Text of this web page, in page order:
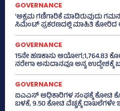
GOVERNANCE
‘ಅಕ್ರಮ ಗಣಿಗಾರಿಕೆ ಮಾಡಿರುವುದು
ಸಿಮೆಂಟ್ ಪ್ರಕರಣದಲ್ಲಿ ಮಾಹಿತಿ ಕೋರಿದ
GOVERNANCE
15ನೇ ಹಣಕಾಸು ಆಯೋಗ;1,764.83
ನರೇಗಾ ಅನುದಾನವೂ ಅನ್ಯ ಉದ್ದೇಶಕ್ಕೆ
GOVERNANCE
ಐಎಎಸ್‌ ಅಧಿಕಾರಿಗಳ ಸಂಘಕ್ಕೆ ಕೋಟಿ
ಬಳಕೆ, 9.50 ಕೋಟಿ ವೆಚ್ಚಕ್ಕೆ ದಾಖಲೆಗಳೇ